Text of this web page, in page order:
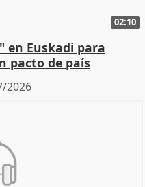
02:10
en Euskadi para
pacto de país
2026